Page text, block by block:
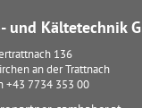
und Kältetechnik
136
an der Trattnach
+43 7734 353 00